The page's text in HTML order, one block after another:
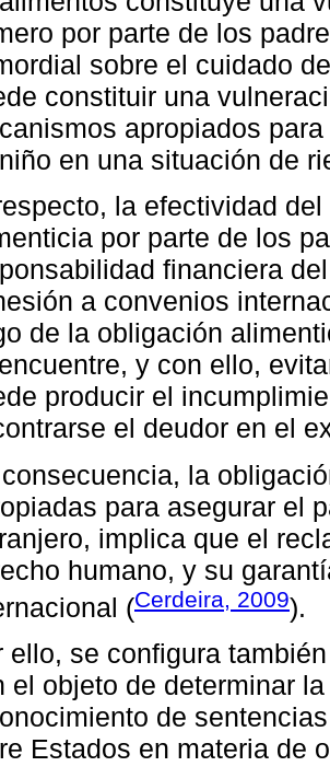
por parte de los
sobre el cuidado
constituir una
apropiados
en una situación de
la efectividad
por parte de los
financiera
a convenios
de la obligación
y con ello,
producir el
el deudor en el
la
para asegurar el
implica que el
humano, y su
(Cerdeira, 2009).
ello, se configura
el objeto de determinar
de
Estados en materia de